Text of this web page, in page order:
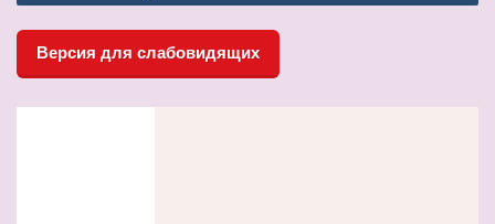
Версия для слабовидящих